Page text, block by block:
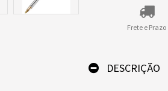
Frete e Prazo
DESCRIÇÃO